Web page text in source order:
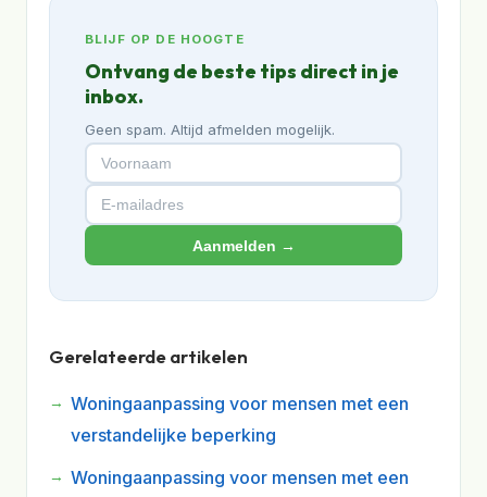
BLIJF OP DE HOOGTE
Ontvang de beste tips direct in je
inbox.
Geen spam. Altijd afmelden mogelijk.
Aanmelden →
Gerelateerde artikelen
Woningaanpassing voor mensen met een
verstandelijke beperking
Woningaanpassing voor mensen met een